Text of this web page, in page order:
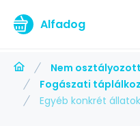
Alfadog
Nem
Fogászati
Egyéb konkrét állatok